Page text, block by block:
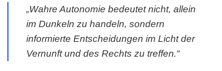
„Wahre Autonomie bedeutet nicht, allein
im Dunkeln zu handeln, sondern
informierte Entscheidungen im Licht der
Vernunft und des Rechts zu treffen.“